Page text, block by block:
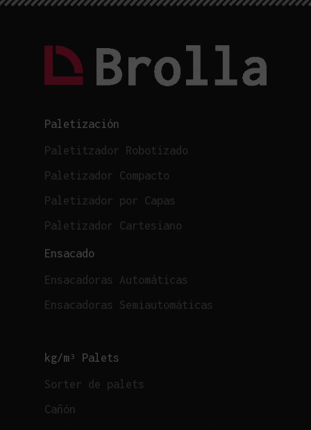
Paletización
Paletitzador Robotizado
Paletizador Compacto
Paletizador por Capas
Paletizador Cartesiano
Ensacado
Ensacadoras Automáticas
Ensacadoras Semiautomáticas
kg/m³ Palets
Sorter de palets
Cañón